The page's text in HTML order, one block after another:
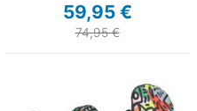
59,95 €
74,95 €